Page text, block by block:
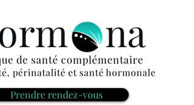
Prendre rendez-vous